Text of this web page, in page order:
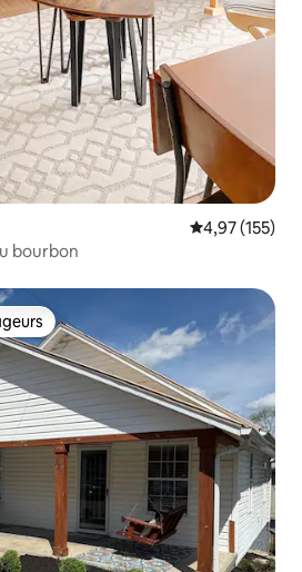
Évaluation
4,97 (155)
bourbon
les plus appréciés